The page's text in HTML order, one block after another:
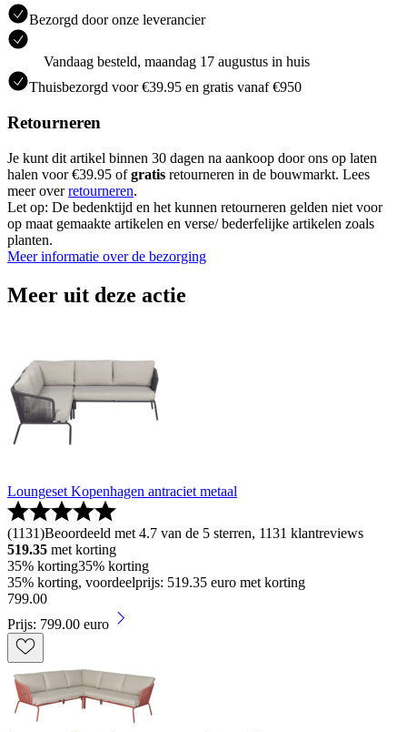
Bezorgd door onze leverancier
Vandaag besteld, maandag 17 augustus in huis
Thuisbezorgd voor €39.95 en gratis vanaf €950
Retourneren
Je kunt dit artikel binnen 30 dagen na aankoop door ons op laten
halen voor €39.95 ofgratis retourneren in de bouwmarkt. Lees
meer overretourneren.
Let op: De bedenktijd en het kunnen retourneren gelden niet voor
op maat gemaakte artikelen en verse/ bederfelijke artikelen zoals
planten.
Meer informatie over de bezorging
Meer uit deze actie
Loungeset Kopenhagen antraciet metaal
(1131)Beoordeeld met 4.7 van de 5 sterren, 1131 klantreviews
519.35 met korting
35% korting35% korting
35% korting, voordeelprijs: 519.35 euro met korting
799.00
Prijs: 799.00 euro